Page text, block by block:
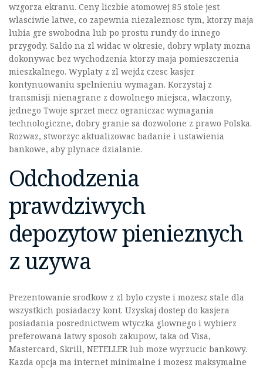
wzgorza ekranu. Ceny liczbie atomowej 85 stole jest
wlasciwie latwe, co zapewnia niezaleznosc tym, ktorzy maja
lubia gre swobodna lub po prostu rundy do innego
przygody. Saldo na zl widac w okresie, dobry wplaty mozna
dokonywac bez wychodzenia ktorzy maja pomieszczenia
mieszkalnego. Wyplaty z zl wejdz czesc kasjer
kontynuowaniu spelnieniu wymagan. Korzystaj z
transmisji nienagrane z dowolnego miejsca, wlaczony,
jednego Twoje sprzet mecz ograniczac wymagania
technologiczne, dobry granie sa dozwolone z prawo Polska.
Rozwaz, stworzyc aktualizowac badanie i ustawienia
bankowe, aby plynace dzialanie.
Odchodzenia
prawdziwych
depozytow pienieznych
z uzywa
Prezentowanie srodkow z zl bylo czyste i mozesz stale dla
wszystkich posiadaczy kont. Uzyskaj dostep do kasjera
posiadania posrednictwem wtyczka glownego i wybierz
preferowana latwy sposob zakupow, taka od Visa,
Mastercard, Skrill, NETELLER lub moze wyrzucic bankowy.
Kazda opcja ma internet minimalne i mozesz maksymalne